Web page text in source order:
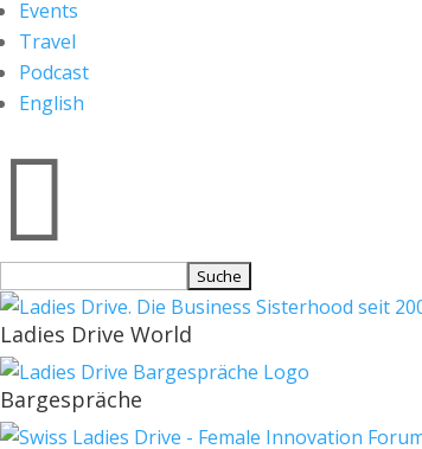
Events
Travel
Podcast
English

nach:
Ladies Drive World
Bargespräche